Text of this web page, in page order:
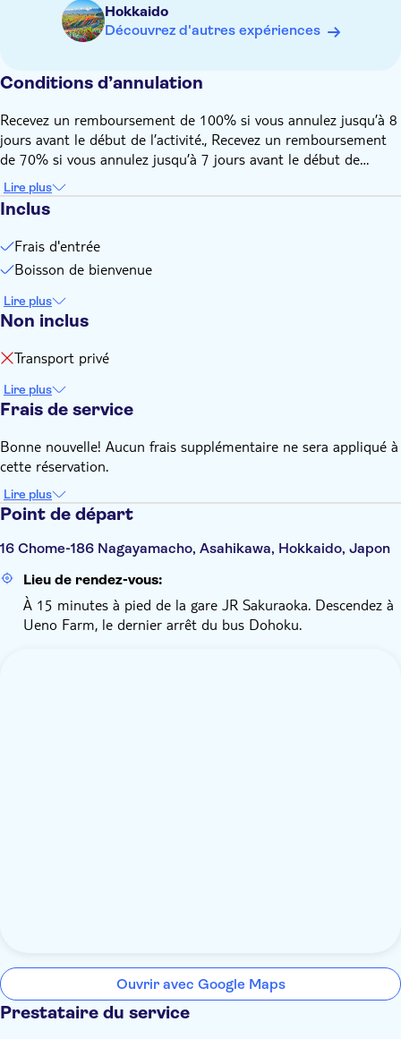
distinctive d'Hokkaido
Hokkaido
Découvrez d'autres expériences
Conditions d’annulation
Recevez un remboursement de 100% si vous annulez jusqu’à 8
jours avant le début de l’activité., Recevez un remboursement
de 70% si vous annulez jusqu’à 7 jours avant le début de
l’activité., Recevez un remboursement de 50% si vous annulez
jusqu’à 24 heures avant le début de l’activité.
Lire plus
Inclus
Frais d'entrée
Boisson de bienvenue
Lire plus
Non inclus
Transport privé
Lire plus
Frais de service
Bonne nouvelle! Aucun frais supplémentaire ne sera appliqué à
cette réservation.
Lire plus
Point de départ
16 Chome-186 Nagayamacho, Asahikawa, Hokkaido, Japon
Lieu de rendez-vous:
À 15 minutes à pied de la gare JR Sakuraoka. Descendez à
Ueno Farm, le dernier arrêt du bus Dohoku.
Ouvrir avec Google Maps
Prestataire du service